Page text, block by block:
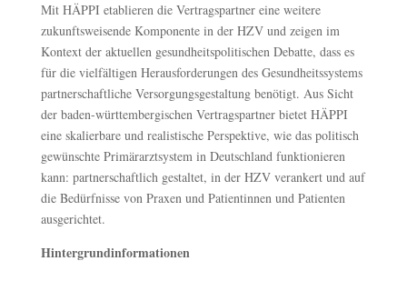
Mit HÄPPI etablieren die Vertragspartner eine weitere
zukunftsweisende Komponente in der HZV und zeigen im
Kontext der aktuellen gesundheitspolitischen Debatte, dass es
für die vielfältigen Herausforderungen des Gesundheitssystems
partnerschaftliche Versorgungsgestaltung benötigt. Aus Sicht
der baden-württembergischen Vertragspartner bietet HÄPPI
eine skalierbare und realistische Perspektive, wie das politisch
gewünschte Primärarztsystem in Deutschland funktionieren
kann: partnerschaftlich gestaltet, in der HZV verankert und auf
die Bedürfnisse von Praxen und Patientinnen und Patienten
ausgerichtet.
Hintergrundinformationen